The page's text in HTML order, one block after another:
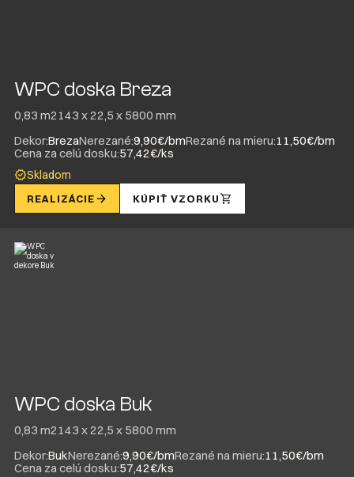
WPC doska Breza
0,83 m2 143 x 22,5 x 5800 mm
Dekor:BrezaNerezané:9,90€/bmRezané na mieru:11,50€/bm
Cena za celú dosku:57,42€/ks
Skladom
REALIZÁCIE KÚPIŤ VZORKU
WPC doska Buk
0,83 m2143 x 22,5 x 5800 mm
Dekor:BukNerezané:9,90€/bmRezané na mieru:11,50€/bm
Cena za celú dosku:57,42€/ks